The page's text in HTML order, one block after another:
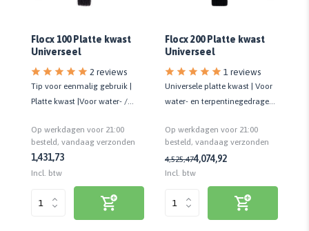
Flocx 100 Platte kwast
Universeel
2 reviews
Tip voor eenmalig gebruik |
Platte kwast |Voor water- /
muurverf
Op werkdagen voor 21:00
besteld, vandaag verzonden
1,431,73
Incl. btw
Flocx 200 Platte kwast
Universeel
1 reviews
Universele platte kwast | Voor
water- en terpentinegedragen
Op werkdagen voor 21:00
besteld, vandaag verzonden
4,525,474,074,92
Incl. btw